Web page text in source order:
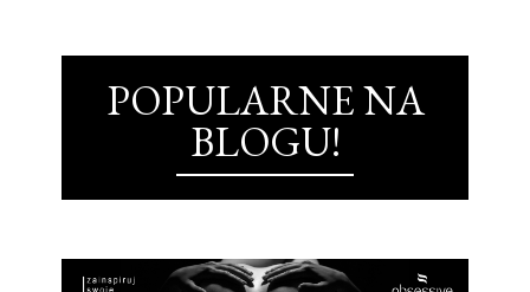
POPULARNE NA
BLOGU!